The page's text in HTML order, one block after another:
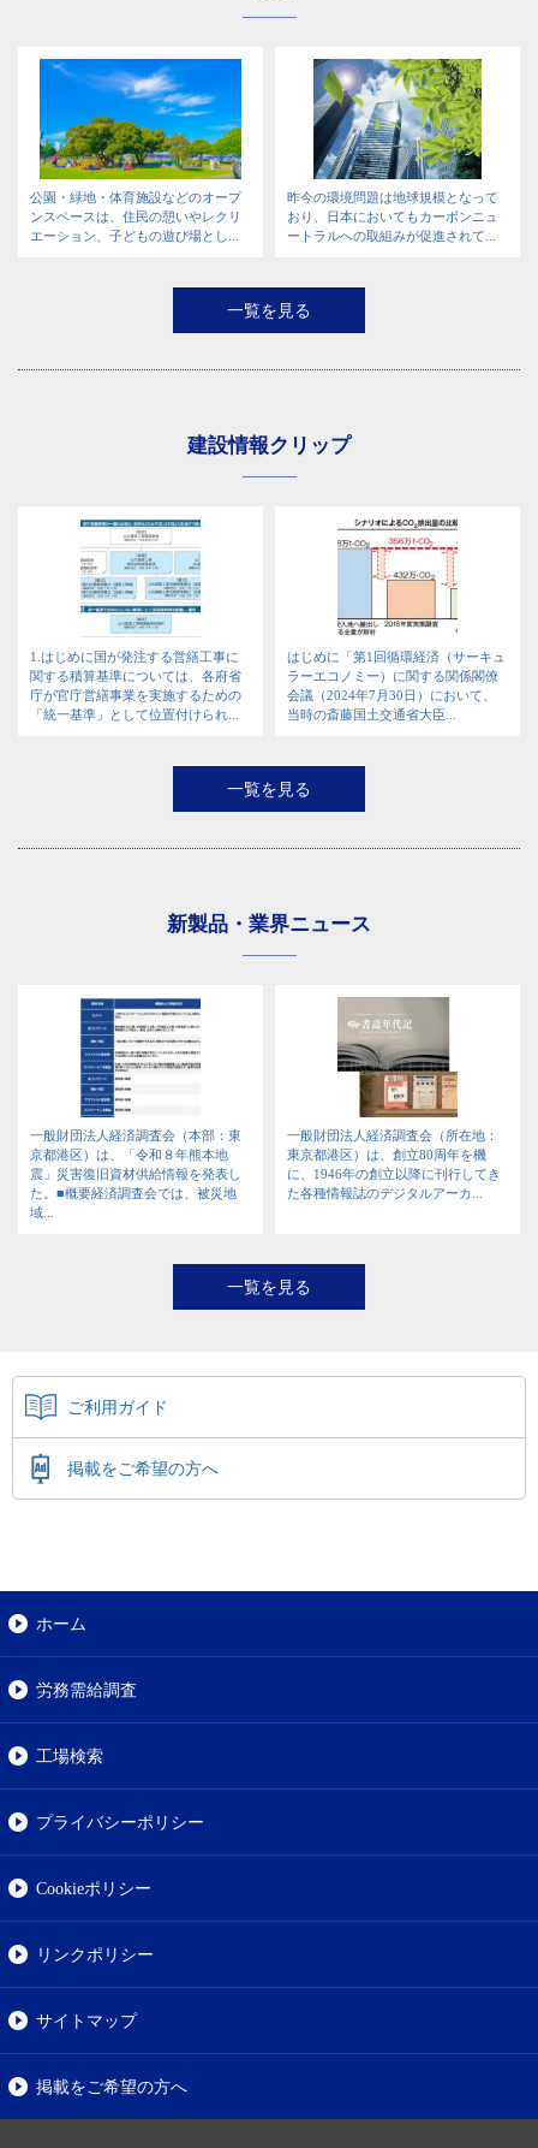
公園・緑地・体育施設などのオープ
ンスペースは、住民の憩いやレクリ
エーション、子どもの遊び場とし...
昨今の環境問題は地球規模となって
おり、日本においてもカーボンニュ
ートラルへの取組みが促進されて...
一覧を見る
建設情報クリップ
1.はじめに国が発注する営繕工事に
関する積算基準については、各府省
庁が官庁営繕事業を実施するための
「統一基準」として位置付けられ...
はじめに「第1回循環経済（サーキュ
ラーエコノミー）に関する関係閣僚
会議（2024年7月30日）において、
当時の斎藤国土交通省大臣...
一覧を見る
新製品・業界ニュース
一般財団法人経済調査会（本部：東
京都港区）は、「令和８年熊本地
震」災害復旧資材供給情報を発表し
た。■概要経済調査会では、被災地
域...
一般財団法人経済調査会（所在地：
東京都港区）は、創立80周年を機
に、1946年の創立以降に刊行してき
た各種情報誌のデジタルアーカ...
一覧を見る
ご利用ガイド
掲載をご希望の方へ
ホーム
労務需給調査
工場検索
プライバシーポリシー
Cookieポリシー
リンクポリシー
サイトマップ
掲載をご希望の方へ